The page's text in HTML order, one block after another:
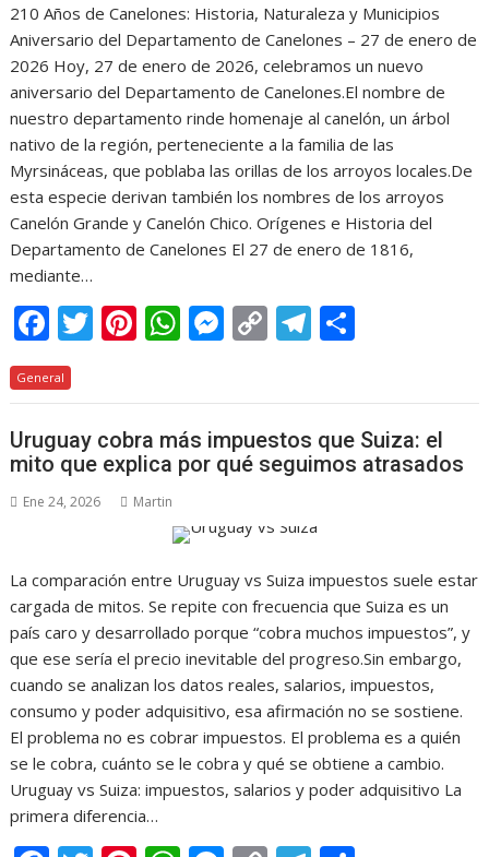
210 Años de Canelones: Historia, Naturaleza y Municipios
Aniversario del Departamento de Canelones – 27 de enero de
2026 Hoy, 27 de enero de 2026, celebramos un nuevo
aniversario del Departamento de Canelones.El nombre de
nuestro departamento rinde homenaje al canelón, un árbol
nativo de la región, perteneciente a la familia de las
Myrsináceas, que poblaba las orillas de los arroyos locales.De
esta especie derivan también los nombres de los arroyos
Canelón Grande y Canelón Chico. Orígenes e Historia del
Departamento de Canelones El 27 de enero de 1816,
mediante…
F
ac
e
b
o
o
T
w
itt
er
Pi
nt
er
e
st
W
h
at
s
A
p
M
e
ss
e
n
er
C
o
p
y
Li
k
T
el
e
gr
a
m
p
ar
General
Uruguay cobra más impuestos que Suiza: el
mito que explica por qué seguimos atrasados
Ene 24, 2026 Martin
La comparación entre Uruguay vs Suiza impuestos suele estar
cargada de mitos. Se repite con frecuencia que Suiza es un
país caro y desarrollado porque “cobra muchos impuestos”, y
que ese sería el precio inevitable del progreso.Sin embargo,
cuando se analizan los datos reales, salarios, impuestos,
consumo y poder adquisitivo, esa afirmación no se sostiene.
El problema no es cobrar impuestos. El problema es a quién
se le cobra, cuánto se le cobra y qué se obtiene a cambio.
Uruguay vs Suiza: impuestos, salarios y poder adquisitivo La
primera diferencia…